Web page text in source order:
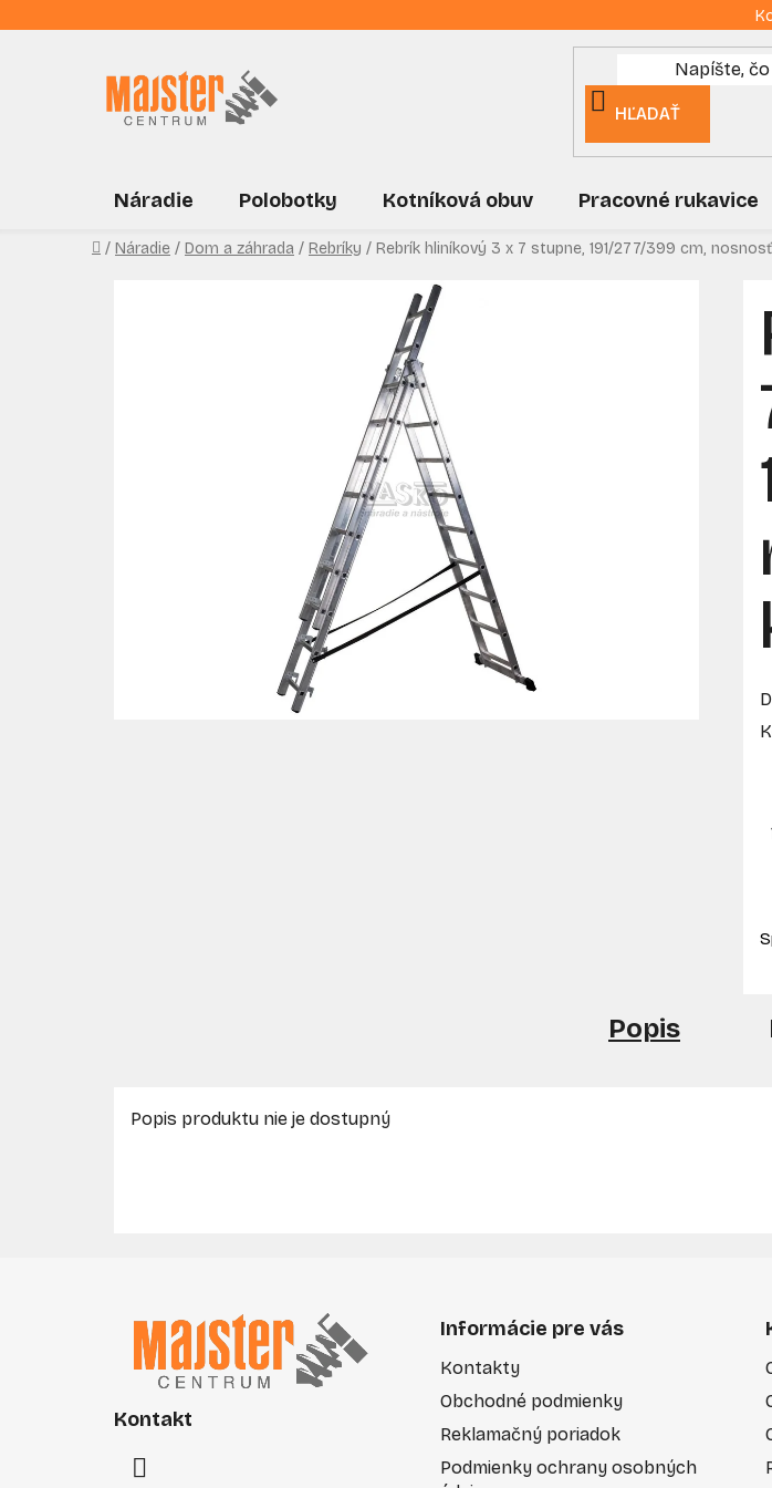
na
HĽADAŤ
Náradie Polobotky Kotníková obuv Pracovné rukavice
Domov
/ Náradie / Dom a záhrada / Rebríky / Rebrík hliníkový 3 x 7 stupne, 191/277/399 cm, nosnosť
Popis
Popis produktu nie je dostupný
Kontakt
Informácie pre vás
Kontakty
Obchodné podmienky
Reklamačný poriadok
Podmienky ochrany osobných